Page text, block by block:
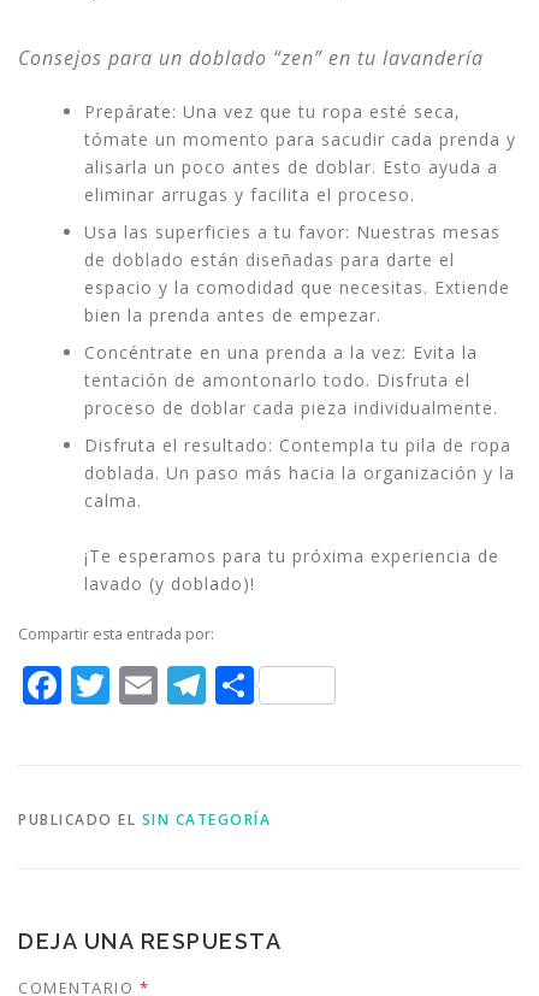
Consejos para un doblado “zen” en tu lavandería
Prepárate: Una vez que tu ropa esté seca,
tómate un momento para sacudir cada prenda y
alisarla un poco antes de doblar. Esto ayuda a
eliminar arrugas y facilita el proceso.
Usa las superficies a tu favor: Nuestras mesas
de doblado están diseñadas para darte el
espacio y la comodidad que necesitas. Extiende
bien la prenda antes de empezar.
Concéntrate en una prenda a la vez: Evita la
tentación de amontonarlo todo. Disfruta el
proceso de doblar cada pieza individualmente.
Disfruta el resultado: Contempla tu pila de ropa
doblada. Un paso más hacia la organización y la
calma.
¡Te esperamos para tu próxima experiencia de
lavado (y doblado)!
Compartir esta entrada por:
Facebook
Twitter
EmailTelegram
Compartir
PUBLICADO EL SIN CATEGORÍA
DEJA UNA RESPUESTA
COMENTARIO *